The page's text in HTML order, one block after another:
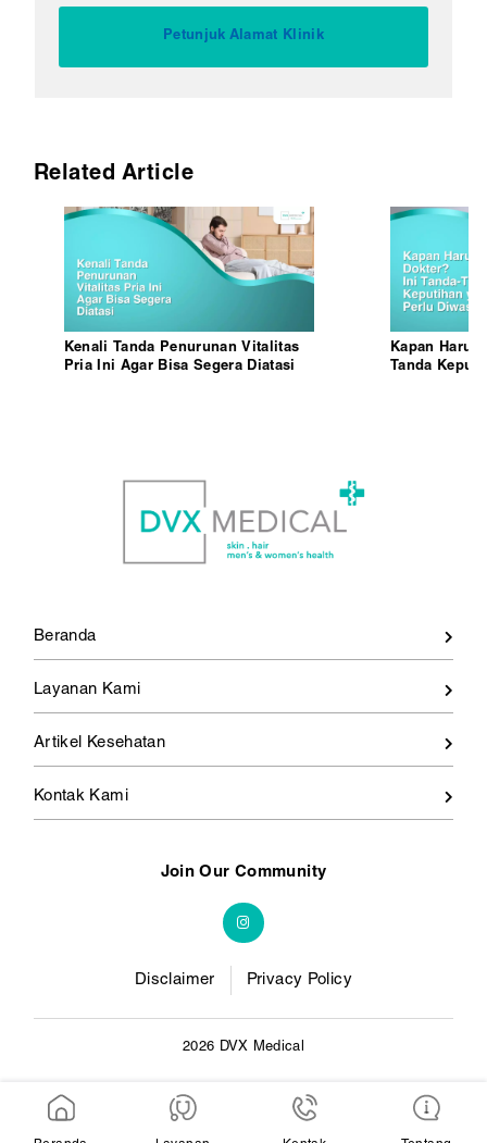
Petunjuk Alamat Klinik
Related Article
Kenali Tanda Penurunan Vitalitas
Pria Ini Agar Bisa Segera Diatasi
Kapan Harus
Tanda
Beranda
Layanan Kami
Artikel Kesehatan
Kontak Kami
Join Our Community
Disclaimer Privacy Policy
2026 DVX Medical